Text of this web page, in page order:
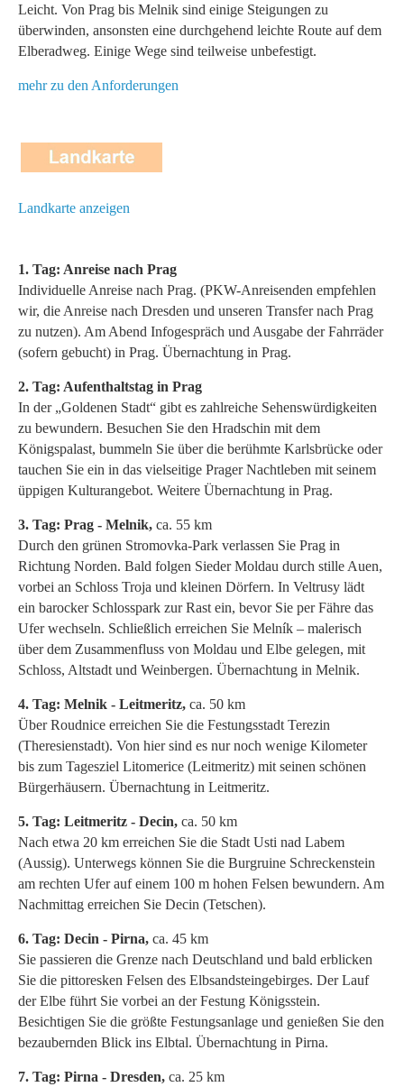
Leicht. Von Prag bis Melnik sind einige Steigungen zu
überwinden, ansonsten eine durchgehend leichte Route auf dem
Elberadweg. Einige Wege sind teilweise unbefestigt.
mehr zu den Anforderungen
Landkarte anzeigen
1. Tag: Anreise nach Prag
Individuelle Anreise nach Prag. (PKW-Anreisenden empfehlen
wir, die Anreise nach Dresden und unseren Transfer nach Prag
zu nutzen). Am Abend Infogespräch und Ausgabe der Fahrräder
(sofern gebucht) in Prag. Übernachtung in Prag.
2. Tag: Aufenthaltstag in Prag
In der „Goldenen Stadt“ gibt es zahlreiche Sehenswürdigkeiten
zu bewundern. Besuchen Sie den Hradschin mit dem
Königspalast, bummeln Sie über die berühmte Karlsbrücke oder
tauchen Sie ein in das vielseitige Prager Nachtleben mit seinem
üppigen Kulturangebot. Weitere Übernachtung in Prag.
3. Tag: Prag - Melnik, ca. 55 km
Durch den grünen Stromovka-Park verlassen Sie Prag in
Richtung Norden. Bald folgen Sieder Moldau durch stille Auen,
vorbei an Schloss Troja und kleinen Dörfern. In Veltrusy lädt
ein barocker Schlosspark zur Rast ein, bevor Sie per Fähre das
Ufer wechseln. Schließlich erreichen Sie Melník – malerisch
über dem Zusammenfluss von Moldau und Elbe gelegen, mit
Schloss, Altstadt und Weinbergen. Übernachtung in Melnik.
4. Tag: Melnik - Leitmeritz, ca. 50 km
Über Roudnice erreichen Sie die Festungsstadt Terezin
(Theresienstadt). Von hier sind es nur noch wenige Kilometer
bis zum Tagesziel Litomerice (Leitmeritz) mit seinen schönen
Bürgerhäusern. Übernachtung in Leitmeritz.
5. Tag: Leitmeritz - Decin, ca. 50 km
Nach etwa 20 km erreichen Sie die Stadt Usti nad Labem
(Aussig). Unterwegs können Sie die Burgruine Schreckenstein
am rechten Ufer auf einem 100 m hohen Felsen bewundern. Am
Nachmittag erreichen Sie Decin (Tetschen).
6. Tag: Decin - Pirna, ca. 45 km
Sie passieren die Grenze nach Deutschland und bald erblicken
Sie die pittoresken Felsen des Elbsandsteingebirges. Der Lauf
der Elbe führt Sie vorbei an der Festung Königsstein.
Besichtigen Sie die größte Festungsanlage und genießen Sie den
bezaubernden Blick ins Elbtal. Übernachtung in Pirna.
7. Tag: Pirna - Dresden, ca. 25 km